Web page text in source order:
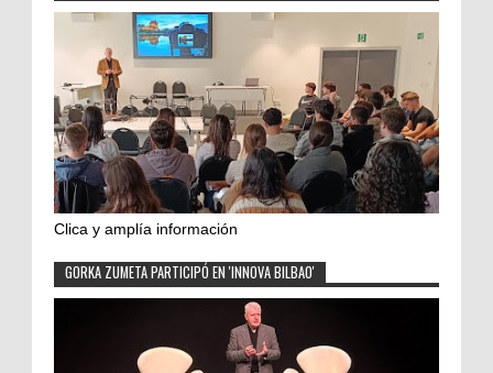
Clica y amplía información
GORKA ZUMETA PARTICIPÓ EN 'INNOVA BILBAO'